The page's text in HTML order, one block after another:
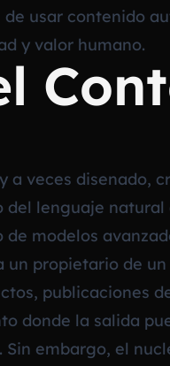
usar contenido
y valor humano.
veces disenado,
lenguaje natural
modelos
propietario de
publicaciones
donde la salida
embargo, el